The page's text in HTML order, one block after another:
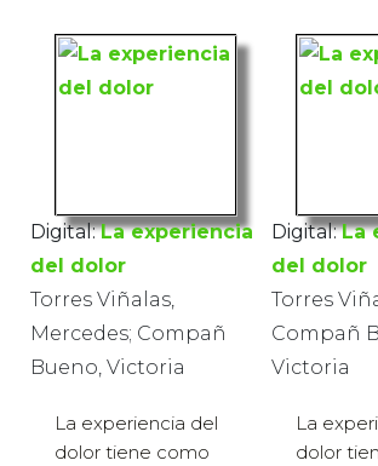
Digital: La experiencia
del dolor
Torres Viñalas,
Mercedes; Compañ
Bueno, Victoria
La experiencia del
dolor tiene como
Digital: La
del dolor
Torres
Compañ
Victoria
La
dolor